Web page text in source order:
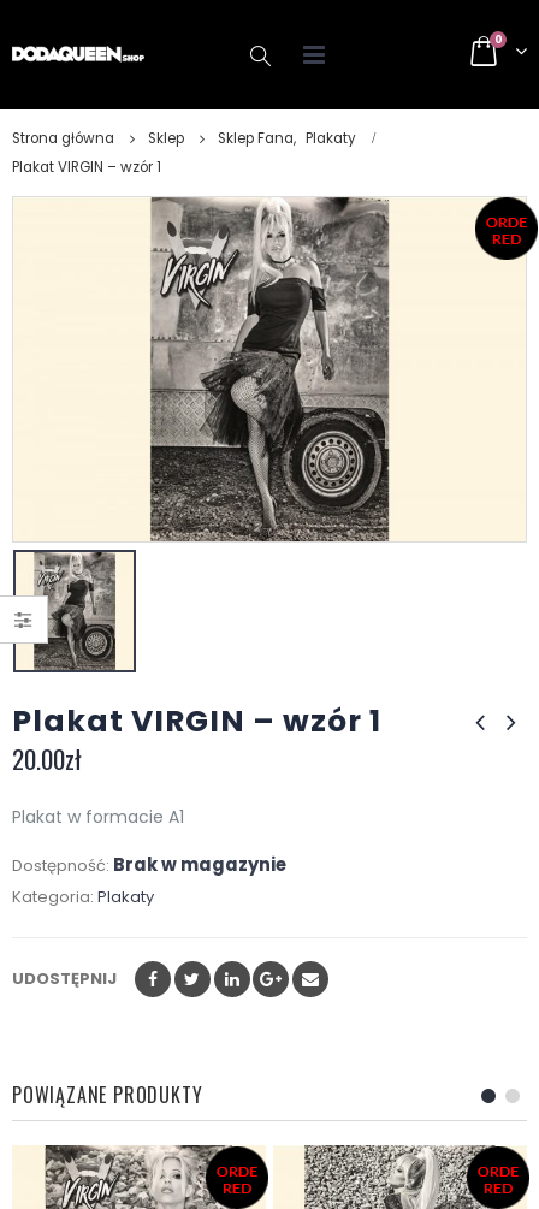
0
Strona główna Sklep Sklep Fana, Plakaty
Plakat VIRGIN – wzór 1
Plakat VIRGIN – wzór 1
20.00zł
Plakat w formacie A1
Dostępność: Brak w magazynie
Kategoria: Plakaty
UDOSTĘPNIJ
POWIĄZANE PRODUKTY